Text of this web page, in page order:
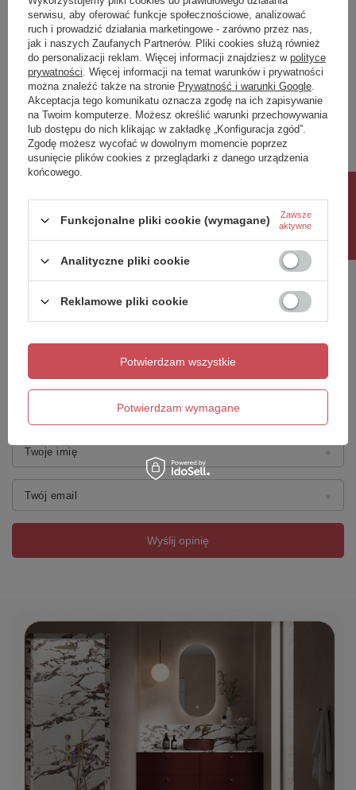
Symbol 062MWM
Potrzebujesz pomocy? Masz pytania?
Zadaj pytanie a my odpowiemy niezwłocznie,
najciekawsze pytania i odpowiedzi publikując
dla innych.
Zadaj pytanie
Napisz swoją opinię
Twoja ocena:
5/5
Treść twojej opinii
Dodaj własne zdjęcie produktu:
Twoje imię
Twój email
Wyślij opinię
serwisu, aby oferować funkcje społecznościowe, analizować
ruch i prowadzić działania marketingowe - zarówno przez nas,
jak i naszych Zaufanych Partnerów. Pliki cookies służą również
do personalizacji reklam. Więcej informacji znajdziesz w polityce
prywatności . Więcej informacji na temat warunków i prywatności
można znaleźć także na stronie Prywatność i warunki Google
Akceptacja tego komunikatu oznacza zgodę na ich zapisywanie
na Twoim komputerze. Możesz określić warunki przechowywania
lub dostępu do nich klikając w zakładkę „Konfiguracja zgód”.
Zgodę możesz wycofać w dowolnym momencie poprzez
usunięcie plików cookies z przeglądarki z danego urządzenia
końcowego.
Funkcjonalne pliki cookie (wymagane)
Zawsze
aktywne
Analityczne pliki cookie
Reklamowe pliki cookie
Potwierdzam wymagane
Potwierdzam wszystkie